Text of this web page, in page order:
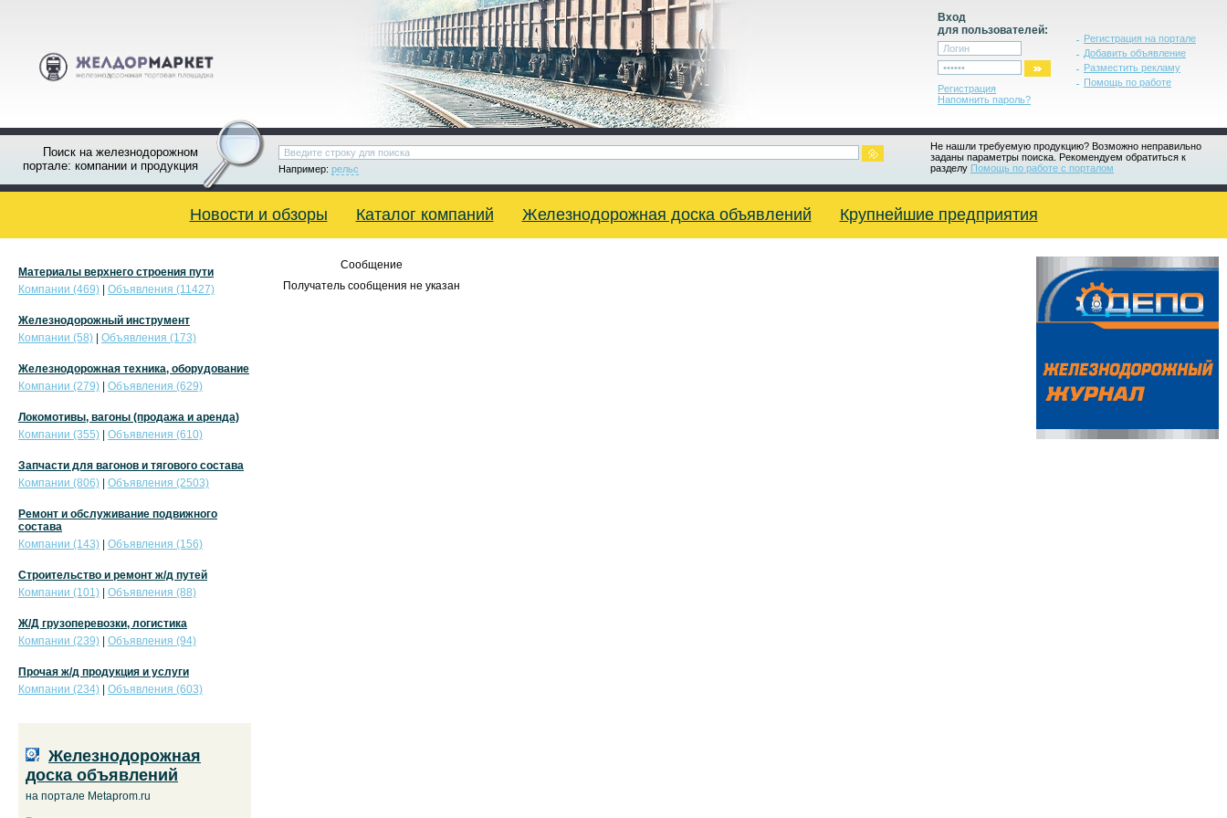
Вход
для пользователей:
Регистрация
Напомнить пароль?
Регистрация на портале
Добавить объявление
Разместить рекламу
Помощь по работе
Поиск на железнодорожном
портале: компании и продукция
Не нашли требуемую продукцию? Возможно неправильно
заданы параметры поиска. Рекомендуем обратиться к
разделу Помощь по работе с порталом
Например: рельс
Новости и обзоры Каталог компаний Железнодорожная доска объявлений Крупнейшие предприятия
Сообщение
Получатель сообщения не указан
Материалы верхнего строения пути
Компании (469)
Объявления (11427)
Железнодорожный инструмент
Компании (58)
Объявления (173)
Железнодорожная техника, оборудование
Компании (279)
Объявления (629)
Локомотивы, вагоны (продажа и аренда)
Компании (355)
Объявления (610)
Запчасти для вагонов и тягового состава
Компании (806)
Объявления (2503)
Ремонт и обслуживание подвижного
состава
Компании (143)
Объявления (156)
Строительство и ремонт ж/д путей
Компании (101)
Объявления (88)
Ж/Д грузоперевозки, логистика
Компании (239)
Объявления (94)
Прочая ж/д продукция и услуги
Компании (234)
Объявления (603)
Железнодорожная
доска объявлений
на портале Metaprom.ru